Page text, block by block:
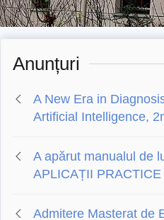
Anunțuri
A New Era in
Artificial Intelligence,
A apărut manualul de
APLICAȚII
Admitere Masterat de